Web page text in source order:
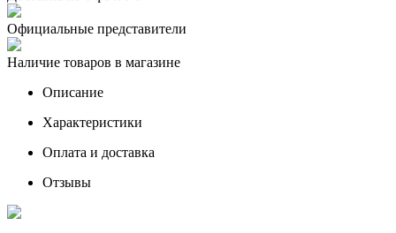
Официальные представители
Наличие товаров в магазине
Описание
Характеристики
Оплата и доставка
Отзывы